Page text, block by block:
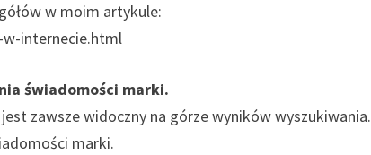
w moim artykule:
internecie.html
świadomości marki.
zawsze widoczny na górze wyników wyszukiwania.
marki.